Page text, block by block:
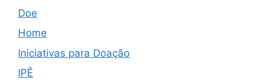
Doe
Home
Iniciativas para Doação
IPÊ